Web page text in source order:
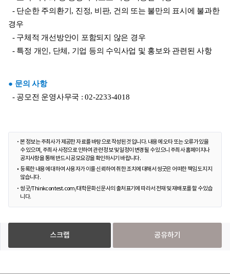
- 단순한 주의환기, 진정, 비판, 건의 또는 불만의 표시에 불과한
경우
- 구체적 개선방안이 포함되지 않은 경우
- 특정 개인, 단체, 기업 등의 수익사업 및 홍보와 관련된 사항
● 문의 사항
- 공모전 운영사무국 : 02-2233-4018
본 정보는 주최사가 제공한 자료를 바탕으로 작성된 것입니다. 내용에 오타 또는 오류가 있을
수 있으며, 주최사 사정으로 인하여 관련 정보 및 일정이 변경될 수 있으니 주최사 홈페이지나
공지사항을 통해 반드시 공모요강을 확인하시기 바랍니다.
등록한 내용에 대하여 사용자가 이를 신뢰하여 취한 조치에 대해서 씽굿은 어떠한 책임도 지지
않습니다.
씽굿/Thinkcontest.com/대학문화신문사의 출처표기에 따라서 전재 및 재배포를 할 수 있습
니다.
스크랩 공유하기